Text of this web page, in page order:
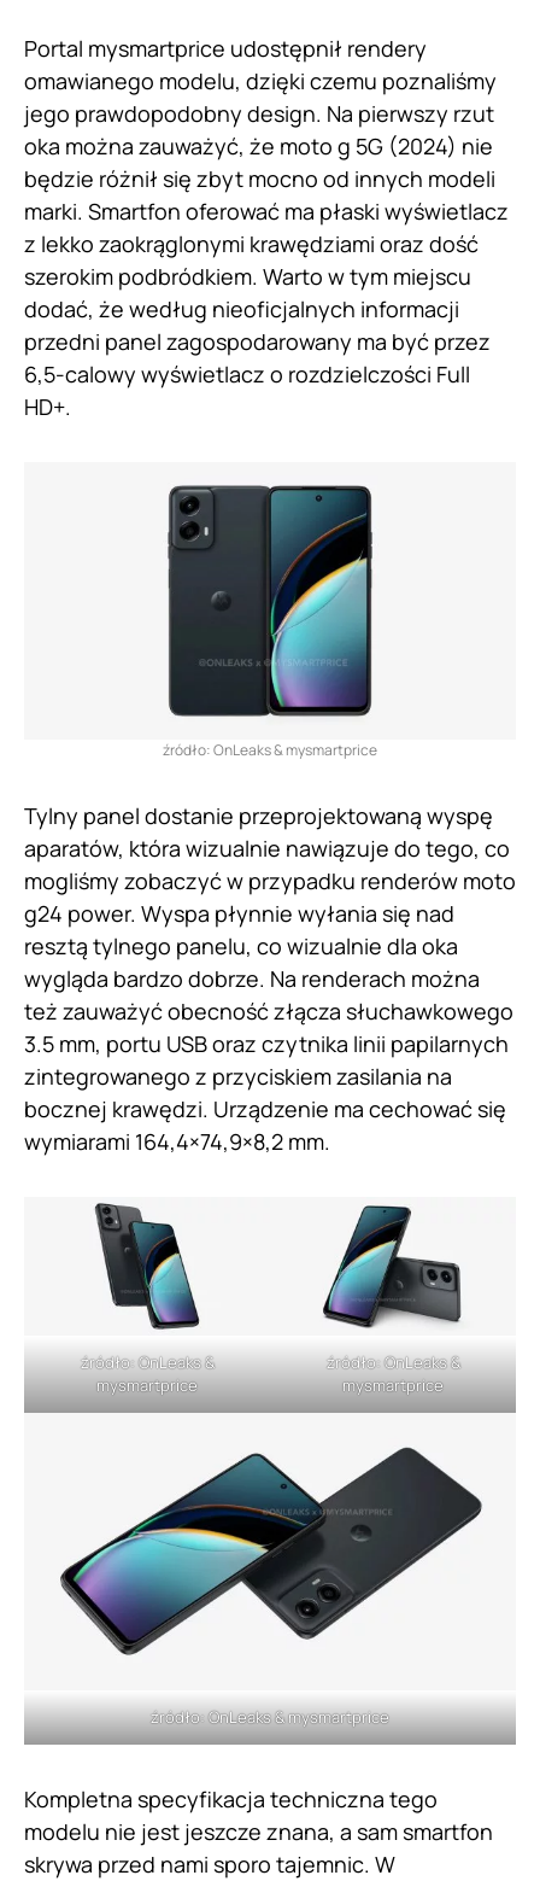
Portal mysmartprice udostępnił rendery
omawianego modelu, dzięki czemu poznaliśmy
jego prawdopodobny design. Na pierwszy rzut
oka można zauważyć, że moto g 5G (2024) nie
będzie różnił się zbyt mocno od innych modeli
marki. Smartfon oferować ma płaski wyświetlacz
z lekko zaokrąglonymi krawędziami oraz dość
szerokim podbródkiem. Warto w tym miejscu
dodać, że według nieoficjalnych informacji
przedni panel zagospodarowany ma być przez
6,5-calowy wyświetlacz o rozdzielczości Full
HD+.
źródło: OnLeaks & mysmartprice
Tylny panel dostanie przeprojektowaną wyspę
aparatów, która wizualnie nawiązuje do tego, co
mogliśmy zobaczyć w przypadku renderów moto
g24 power. Wyspa płynnie wyłania się nad
resztą tylnego panelu, co wizualnie dla oka
wygląda bardzo dobrze. Na renderach można
też zauważyć obecność złącza słuchawkowego
3.5 mm, portu USB oraz czytnika linii papilarnych
zintegrowanego z przyciskiem zasilania na
bocznej krawędzi. Urządzenie ma cechować się
wymiarami 164,4×74,9×8,2 mm.
źródło: OnLeaks &
mysmartprice
źródło: OnLeaks &
mysmartprice
źródło: OnLeaks & mysmartprice
Kompletna specyfikacja techniczna tego
modelu nie jest jeszcze znana, a sam smartfon
skrywa przed nami sporo tajemnic. W